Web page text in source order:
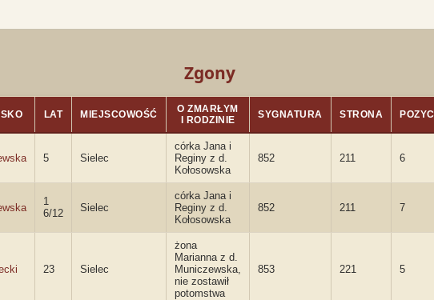
Zgony
LAT MIEJSCOWOŚĆ
O ZMARŁYM
I RODZINIE
SYGNATURA STRONA
5 Sielec
córka Jana i
Reginy z d.
Kołosowska
852 211 6
1
6/12
Sielec
córka Jana i
Reginy z d.
Kołosowska
852 211 7
23 Sielec
żona
Marianna z d.
Municzewska,
nie zostawił
potomstwa
853 221 5